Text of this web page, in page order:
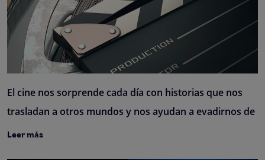
El cine nos sorprende cada día con historias que nos
trasladan a otros mundos y nos ayudan a evadirnos de
Leer más